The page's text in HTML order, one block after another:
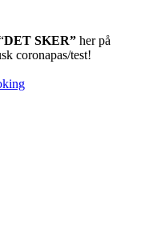
DET SKER” her på
coronapas/test!